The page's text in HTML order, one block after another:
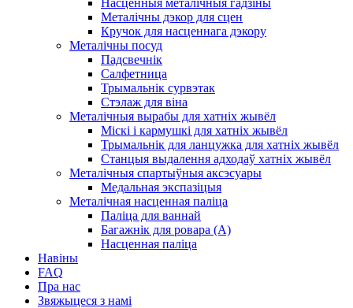
Насценныя металічныя гадзіны
Металічны дэкор для сцен
Кручок для насценнага дэкору
Металічны посуд
Падсвечнік
Салфетница
Трымальнік сурвэтак
Стэлаж для віна
Металічныя вырабы для хатніх жывёл
Міскі і кармушкі для хатніх жывёл
Трымальнік для ланцужка для хатніх жывёл
Станцыя выдалення адходаў хатніх жывёл
Металічныя спартыўныя аксэсуары
Медальная экспазіцыя
Металічная насценная паліца
Паліца для ваннай
Багажнік для ровара (A)
Насценная паліца
Навіны
FAQ
Пра нас
Звяжыцеся з намі